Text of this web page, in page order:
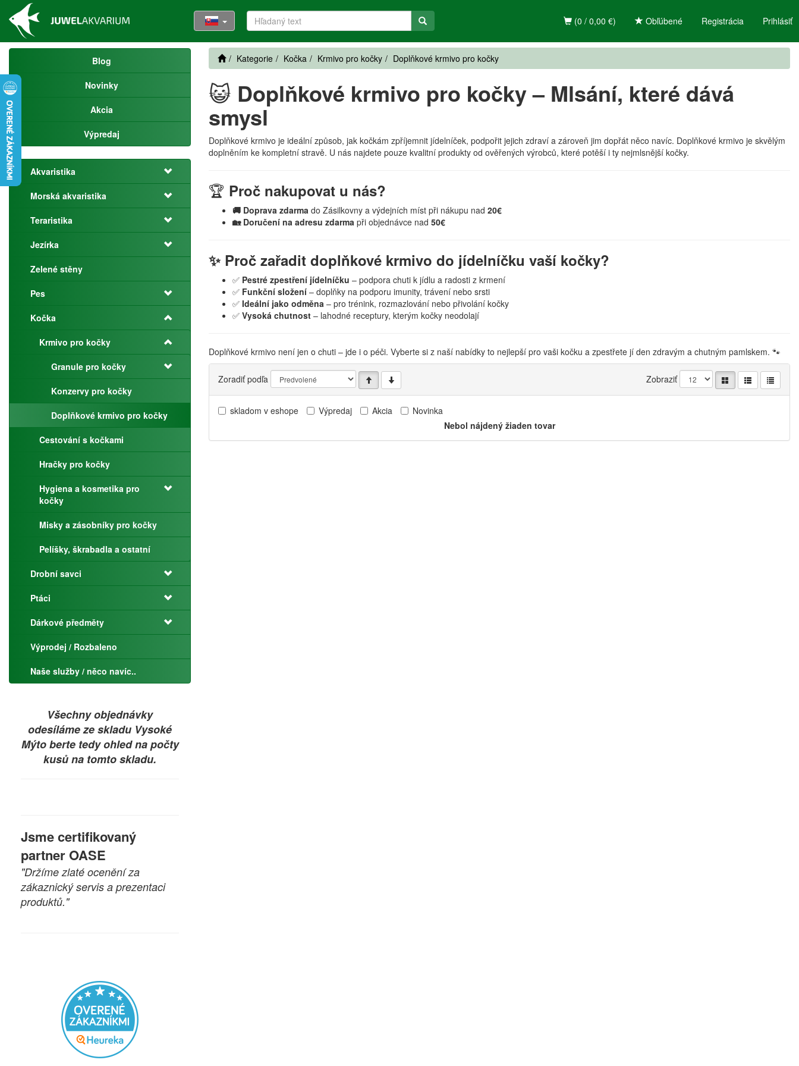
Registrácia Prihlásiť
(0 / 0,00 €) Obľúbené
Blog
Novinky
Akcia
Výpredaj
Akvaristika
Morská akvaristika
Teraristika
Jezírka
Zelené stěny
Pes
Kočka
Krmivo pro kočky
Granule pro kočky
Konzervy pro kočky
Doplňkové krmivo pro kočky
Cestování s kočkami
Hračky pro kočky
Hygiena a kosmetika pro
kočky
Misky a zásobníky pro kočky
Pelíšky, škrabadla a ostatní
Drobní savci
Ptáci
Dárkové předměty
Výprodej / Rozbaleno
Naše služby / něco navíc..
Všechny objednávky
odesíláme ze skladu Vysoké
Mýto berte tedy ohled na počty
kusů na tomto skladu.
Jsme certifikovaný
partner OASE
"Držíme zlaté ocenění za
zákaznický servis a prezentaci
produktů."
Kategorie Kočka Krmivo pro kočky Doplňkové krmivo pro kočky
😺 Doplňkové krmivo pro kočky – Mlsání, které dává
smysl
Doplňkové krmivo je ideální způsob, jak kočkám zpříjemnit jídelníček, podpořit jejich zdraví a zároveň jim dopřát něco navíc. Doplňkové krmivo je skvělým
doplněním ke kompletní stravě. U nás najdete pouze kvalitní produkty od ověřených výrobců, které potěší i ty nejmlsnější kočky.
🏆 Proč nakupovat u nás?
🚚 Doprava zdarma do Zásilkovny a výdejních míst při nákupu nad 20€
🏡 Doručení na adresu zdarma při objednávce nad 50€
✨ Proč zařadit doplňkové krmivo do jídelníčku vaší kočky?
✅ Pestré zpestření jídelníčku – podpora chuti k jídlu a radosti z krmení
✅ Funkční složení – doplňky na podporu imunity, trávení nebo srsti
✅ Ideální jako odměna – pro trénink, rozmazlování nebo přivolání kočky
✅ Vysoká chutnost – lahodné receptury, kterým kočky neodolají
Doplňkové krmivo není jen o chuti – jde i o péči. Vyberte si z naší nabídky to nejlepší pro vaši kočku a zpestřete jí den zdravým a chutným pamlskem. 🐾
Zoradiť podľa Zobraziť
skladom v eshope Výpredaj Akcia
Novinka
Nebol nájdený žiaden tovar